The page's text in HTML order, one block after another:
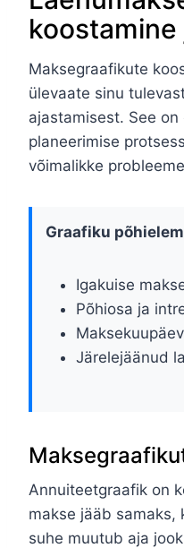
koostamine
Maksegraafikute
ülevaate sinu
ajastamisest. See
planeerimise
võimalikke
Graafiku
Igakuise
Põhiosa ja
Järelejäänud
Annuiteetgraafik on
makse jääb samaks,
suhe muutub aja